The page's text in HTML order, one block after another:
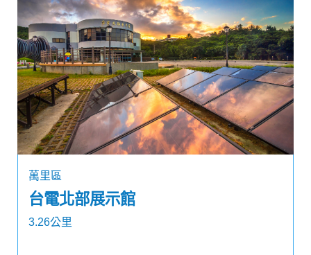
萬里區
台電北部展示館
3.26公里